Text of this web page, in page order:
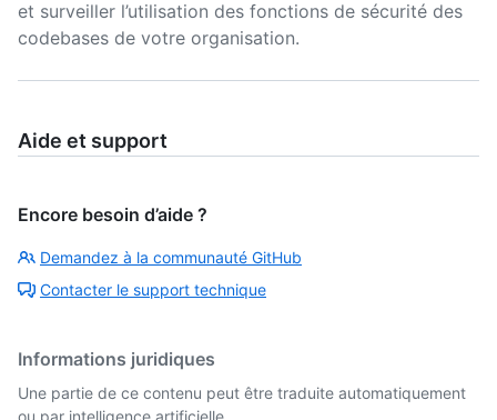
et surveiller l’utilisation des fonctions de sécurité des
codebases de votre organisation.
Aide et support
Encore besoin d’aide ?
Demandez à la communauté GitHub
Contacter le support technique
Informations juridiques
Une partie de ce contenu peut être traduite automatiquement
ou par intelligence artificielle.